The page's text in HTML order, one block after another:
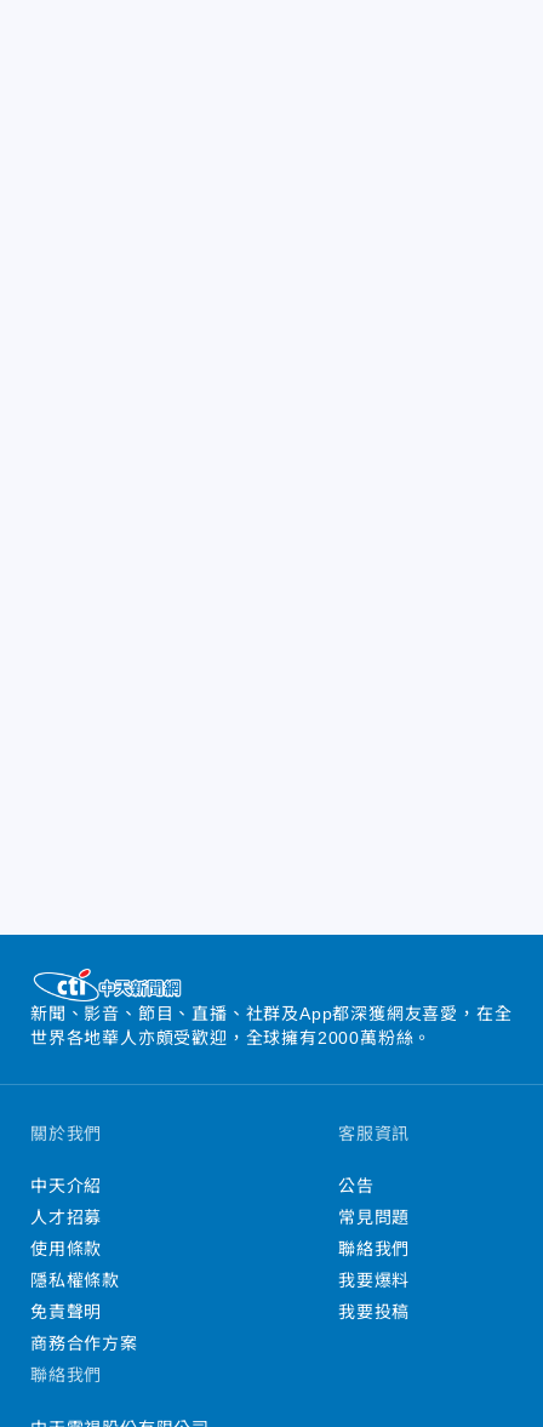
新聞、影音、節目、直播、社群及App都深獲網友喜愛，在全
世界各地華人亦頗受歡迎，全球擁有2000萬粉絲。
關於我們
中天介紹
人才招募
使用條款
隱私權條款
免責聲明
商務合作方案
客服資訊
公告
常見問題
聯絡我們
我要爆料
我要投稿
聯絡我們